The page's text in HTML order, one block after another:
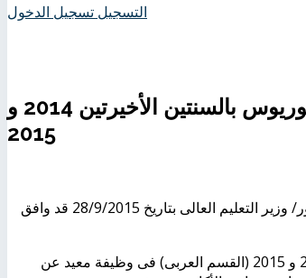
التسجيل تسجيل الدخول
تعيين أوائل خريجى كلية العلوم الإدارية بمرحلة البكالوريوس بالسنتين الأخيرتين 2014 و
2015
مجلس الأكاديمية العلمى بجلسته رقْم (90) بتاريخ 13/9/2015 والمعتمد من الأستاذ الدكتور/ وزير التعليم العالى بتاريخ 28/9/2015 قد وافق
أولاً: تعيين أوائل خريجى كلية العلوم الإدارية بمرحلة البكالوريوس بالسنتين الأخيرتين 2014 و 2015 (القسم العربى) فى وظيفة معيد عن